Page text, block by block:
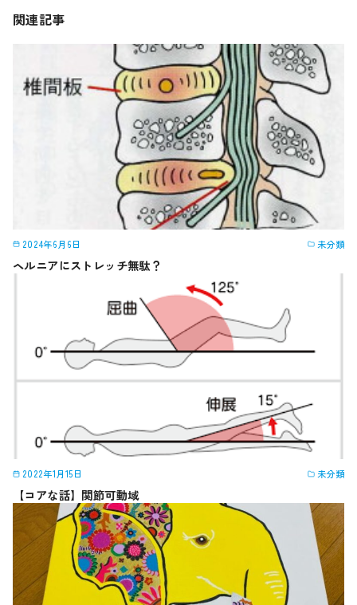
関連記事
2024年6月6日 未分類
ヘルニアにストレッチ無駄？
2022年1月15日 未分類
【コアな話】関節可動域